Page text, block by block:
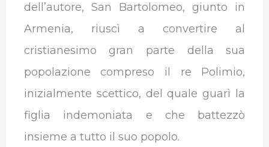
dell’autore, San Bartolomeo, giunto in
Armenia, riuscì a convertire al
cristianesimo gran parte della sua
popolazione compreso il re Polimio,
inizialmente scettico, del quale guarì la
figlia indemoniata e che battezzò
insieme a tutto il suo popolo.